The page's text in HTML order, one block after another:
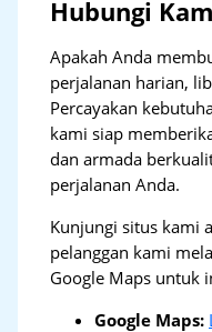
Hubungi
Apakah Anda
perjalanan harian,
Percayakan
kami siap
dan armada
perjalanan Anda.
Kunjungi situs kami
pelanggan kami
Google Maps untuk
Google Maps: